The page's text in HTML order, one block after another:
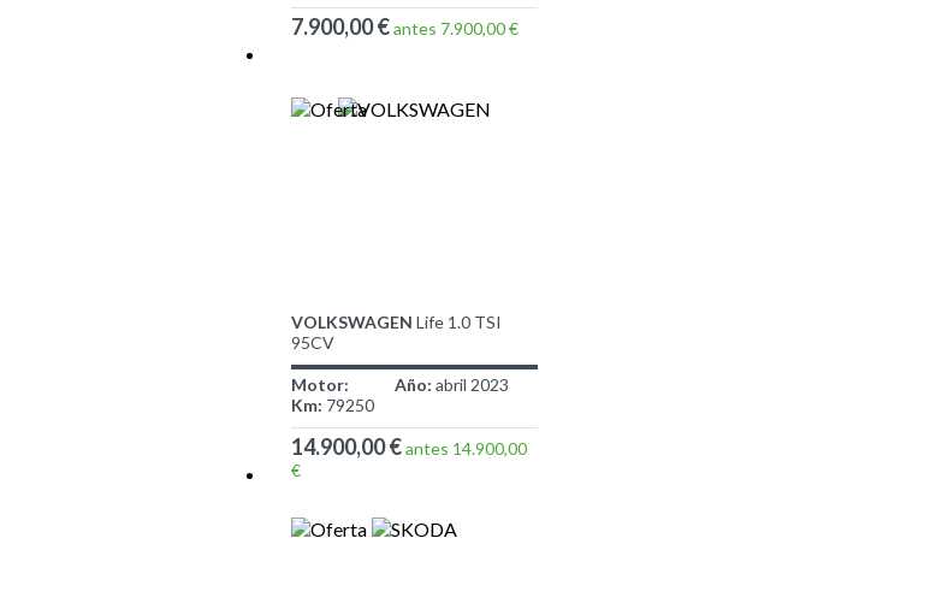
7.900,00 €antes 7.900,00 €
VOLKSWAGEN Life 1.0 TSI
95CV
Motor: Año: abril 2023
Km: 79250
14.900,00 €antes 14.900,00
€